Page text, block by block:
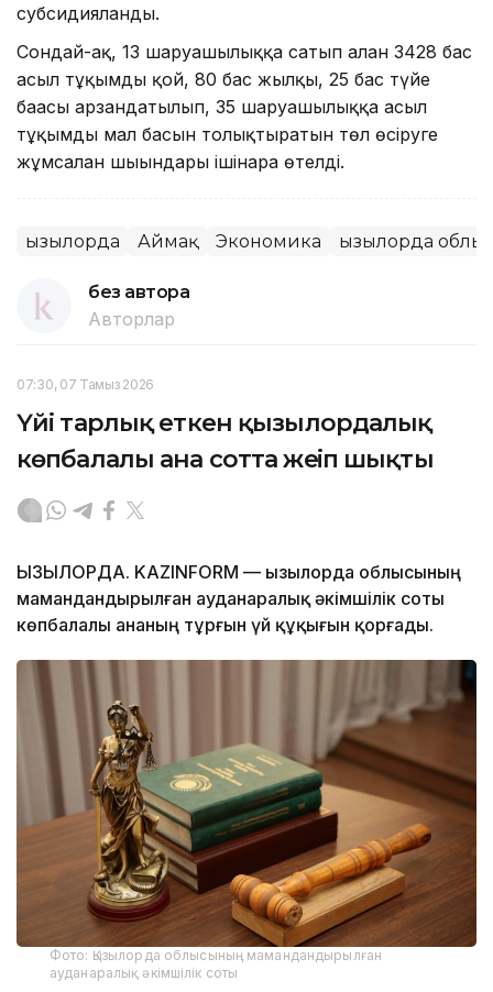
субсидияланды.
Сондай-ақ, 13 шаруашылыққа сатып алған 3428 бас
асыл тұқымды қой, 80 бас жылқы, 25 бас түйе
бағасы арзандатылып, 35 шаруашылыққа асыл
тұқымды мал басын толық­тыратын төл өсіруге
жұмсалған шығындары ішінара өтелді.
Қызылорда Аймақ Экономика Қызылорда
без автора
Авторлар
07:30, 07 Тамыз 2026
Үйі тарлық еткен қызылордалық
көпбалалы ана сотта жеңіп шықты
ҚЫЗЫЛОРДА. KAZINFORM — Қызылорда облысының
мамандандырылған ауданаралық әкімшілік соты
көпбалалы ананың тұрғын үй құқығын қорғады.
Фото: Қызылорда облысының мамандандырылған
ауданаралық әкімшілік соты